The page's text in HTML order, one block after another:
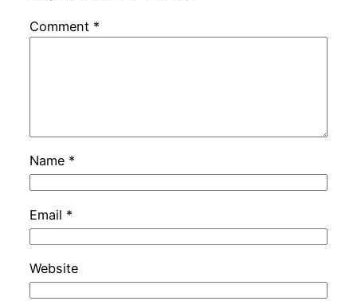
Comment *
Name *
Email *
Website